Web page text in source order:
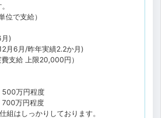
位で支給）
)
月6月/昨年実績2.2か月)
支給 上限20,000円）
500万円程度
万円程度
組はしっかりしております。